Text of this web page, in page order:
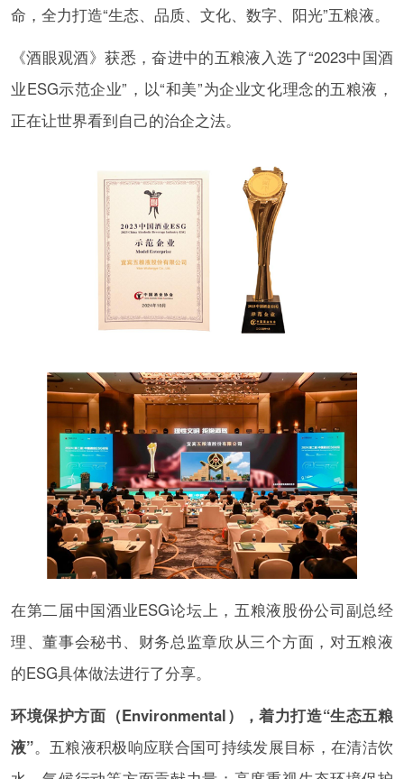
命，全力打造“生态、品质、文化、数字、阳光”五粮液。
《酒眼观酒》获悉，奋进中的五粮液入选了“2023中国酒
业ESG示范企业”，以“和美”为企业文化理念的五粮液，
正在让世界看到自己的治企之法。
在第二届中国酒业ESG论坛上，五粮液股份公司副总经
理、董事会秘书、财务总监章欣从三个方面，对五粮液
的ESG具体做法进行了分享。
环境保护方面（Environmental），着力打造“生态五粮
液”。五粮液积极响应联合国可持续发展目标，在清洁饮